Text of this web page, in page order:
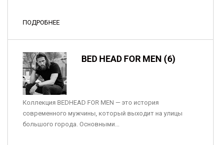
ПОДРОБНЕЕ
BED HEAD FOR MEN (6)
Коллекция BEDHEAD FOR MEN — это история
современного мужчины, который выходит на улицы
большого города. Основными...